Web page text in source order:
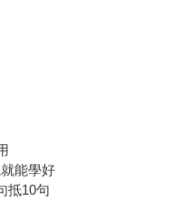
能學好
抵10句